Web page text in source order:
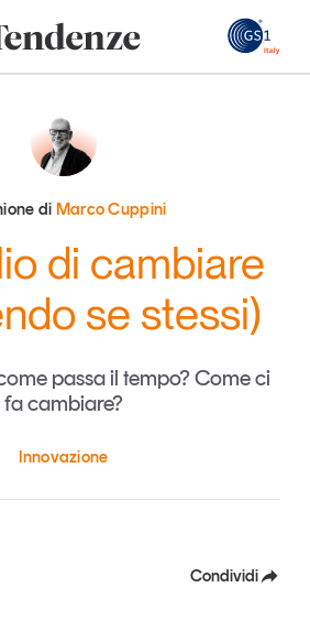
di Marco Cuppini
di cambiare
se stessi)
passa il tempo? Come ci
fa cambiare?
Innovazione
Condividi